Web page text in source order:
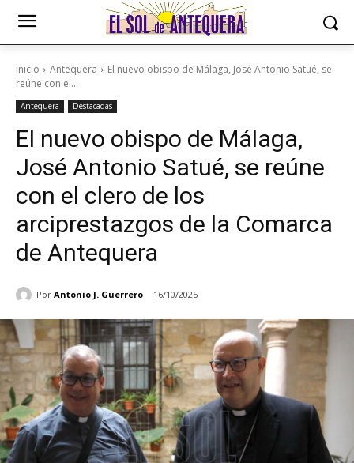
Inicio Antequera
El nuevo obispo de Málaga, José Antonio Satué, se
reúne con el...
Antequera Destacadas
El nuevo obispo de Málaga,
José Antonio Satué, se reúne
con el clero de los
arciprestazgos de la Comarca
de Antequera
Por Antonio J. Guerrero 16/10/2025